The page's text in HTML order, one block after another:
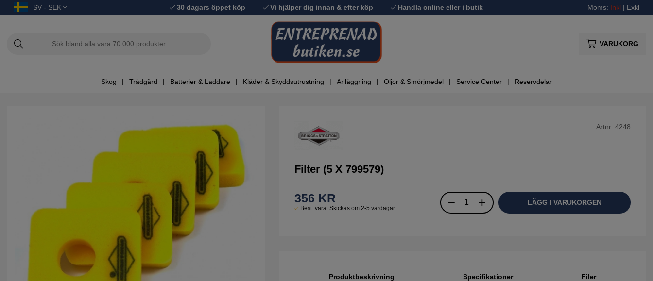
SV - SEK 30 dagars öppet köp Vi hjälper dig innan & efter köp Handla online eller i butik Moms: Inkl | Exkl
VARUKORG
Skog Trädgård Batterier & Laddare Kläder & Skyddsutrustning Anläggning Oljor & Smörjmedel Service Center Reservdelar
Artnr: 4248
Filter (5 X 799579)
356 KR
Best. vara. Skickas om 2-5 vardagar
LÄGG I VARUKORGEN
Produktbeskrivning Specifikationer Filer